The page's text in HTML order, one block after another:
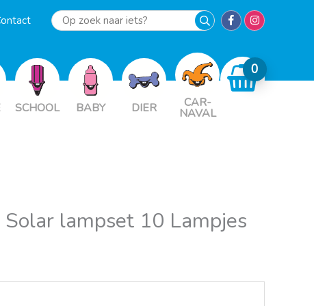
Op
iets?
SCHOOL BABY DIER CAR-
NAVAL
lampset 10 Lampjes